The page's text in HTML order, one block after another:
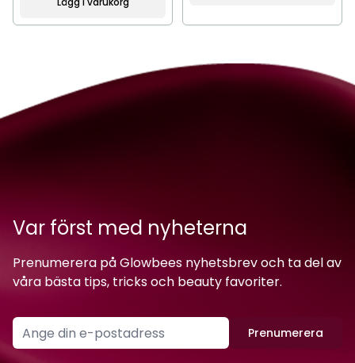
Var först med nyheterna
Prenumerera på Glowbees nyhetsbrev och ta del av
våra bästa tips, tricks och beauty favoriter.
Prenumerera